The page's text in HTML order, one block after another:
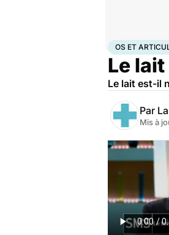
AccueilSanté
OS ET
Le
Le lait est-il
Par
Mis à